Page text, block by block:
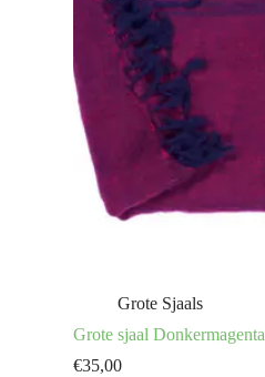
Grote Sjaals
Grote sjaal Donkermagenta
€35,00